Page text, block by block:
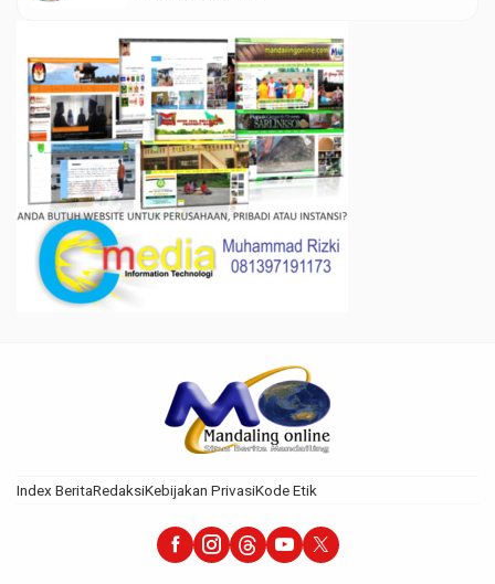
Index BeritaRedaksiKebijakan PrivasiKode Etik